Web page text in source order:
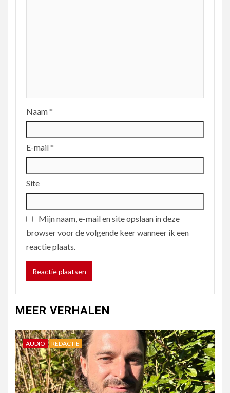
Naam*
E-mail*
Site
Mijn naam, e-mail en site opslaan in deze
browser voor de volgende keer wanneer ik een
reactie plaats.
MEER VERHALEN
AUDIO REDACTIE